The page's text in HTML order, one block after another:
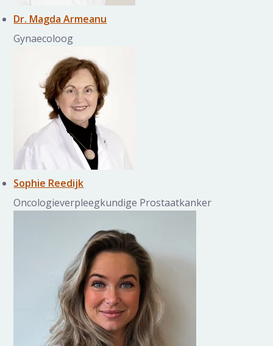
Dr. Magda Armeanu
Gynaecoloog
Sophie Reedijk
Oncologieverpleegkundige Prostaatkanker